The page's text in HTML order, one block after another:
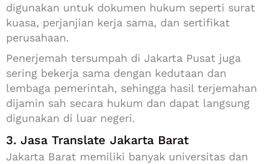
digunakan untuk dokumen hukum seperti surat
kuasa, perjanjian kerja sama, dan sertifikat
perusahaan.
Penerjemah tersumpah di Jakarta Pusat juga
sering bekerja sama dengan kedutaan dan
lembaga pemerintah, sehingga hasil terjemahan
dijamin sah secara hukum dan dapat langsung
digunakan di luar negeri.
3. Jasa Translate Jakarta Barat
Jakarta Barat memiliki banyak universitas dan